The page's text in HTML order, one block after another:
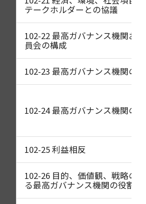
テークホルダーとの協議
102-22 最高ガバナンス機関お
員会の構成
102-23 最高ガバナンス機関の
102-24 最高ガバナンス機関の
102-25 利益相反
102-26 目的、価値観、戦略の
る最高ガバナンス機関の役割